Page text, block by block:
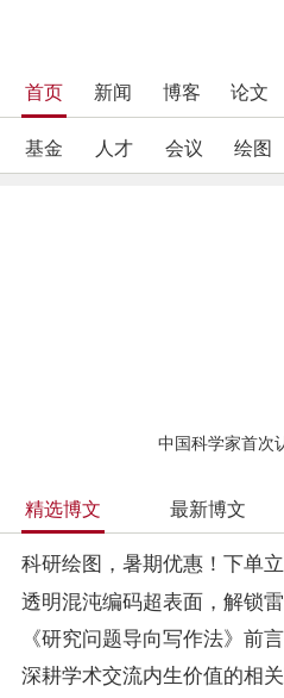
首页 新闻 博客 论文
基金 人才 会议 绘图
中国科学家首次
精选博文 最新博文
科研绘图，暑期优惠！下单
《研究问题导向写作法》前言
深耕学术交流内生价值的相